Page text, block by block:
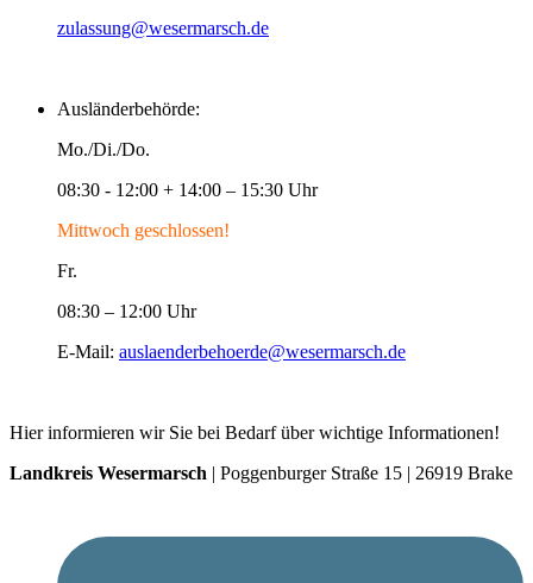
zulassung@wesermarsch.de
Ausländerbehörde:
Mo./Di./Do.
08:30 - 12:00 + 14:00 – 15:30 Uhr
Mittwoch geschlossen!
Fr.
08:30 – 12:00 Uhr
E-Mail: auslaenderbehoerde@wesermarsch.de
Hier informieren wir Sie bei Bedarf über wichtige Informationen!
Landkreis Wesermarsch | Poggenburger Straße 15 | 26919 Brake